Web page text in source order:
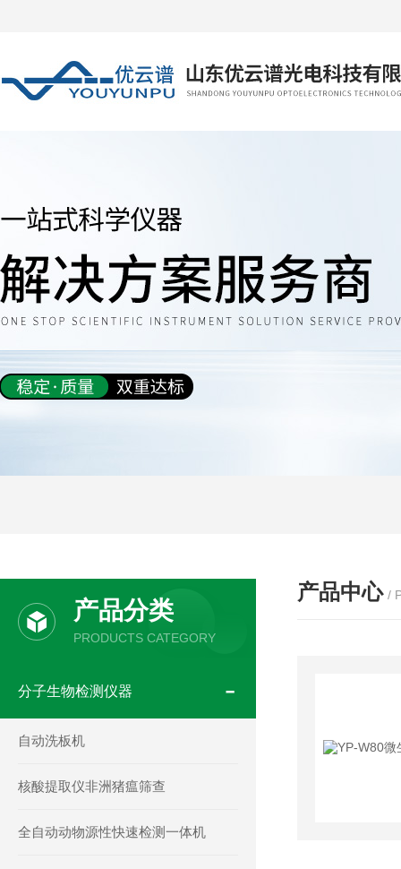
产品分类
PRODUCTS CATEGORY
分子生物检测仪器
自动洗板机
核酸提取仪非洲猪瘟筛查
全自动动物源性快速检测一体机
产品中心 /